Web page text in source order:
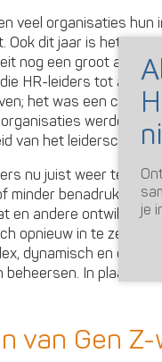
veel organisaties hun
dit jaar is het
nog een groot
HR-leiders tot actie
het was een
werden
van het leiderschap.
nu juist weer
benadrukken
en andere
opnieuw in te zetten
dynamisch en
In plaats
van Gen
je